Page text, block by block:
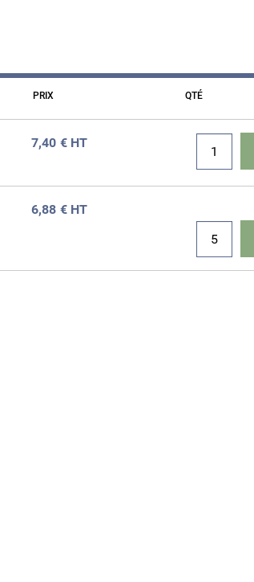
PRIX QTÉ
7,40 € HT
6,88 € HT